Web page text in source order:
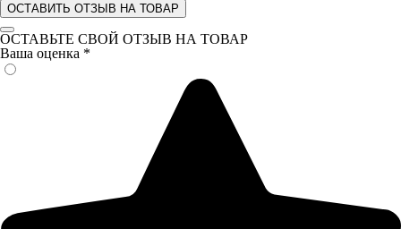
ОСТАВИТЬ ОТЗЫВ НА ТОВАР
ОСТАВЬТЕ СВОЙ ОТЗЫВ НА ТОВАР
Ваша оценка *